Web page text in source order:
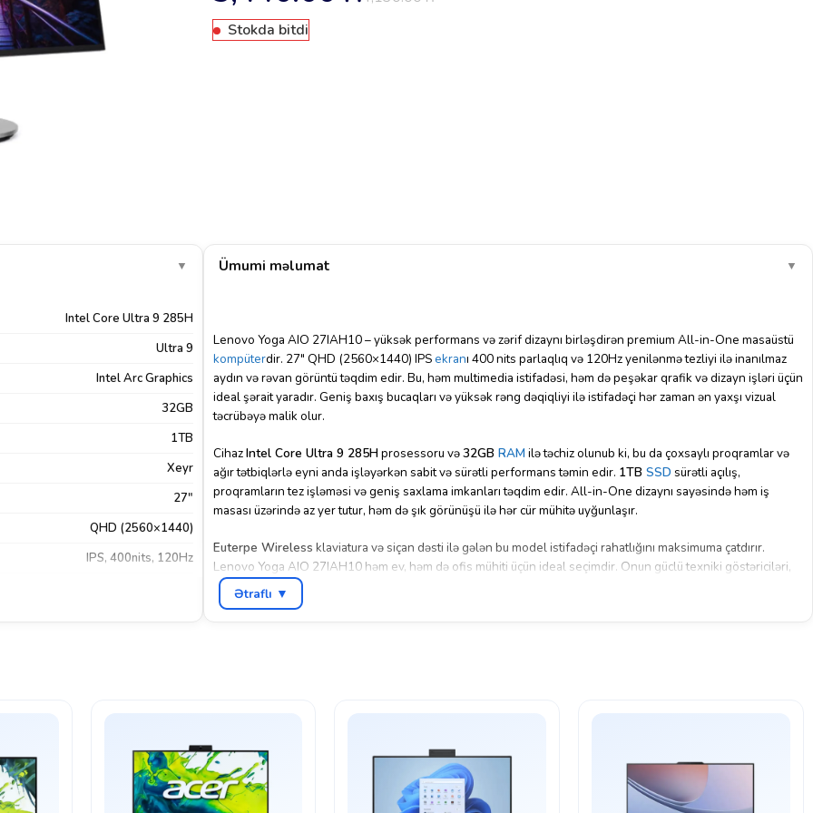
Stokda bitdi
▼
Intel Core Ultra 9 285H
Ultra 9
Intel Arc Graphics
32GB
1TB
Xeyr
27"
QHD (2560×1440)
IPS, 400nits, 120Hz
Ümumi məlumat ▼
Lenovo Yoga AIO 27IAH10 – yüksək performans və zərif dizaynı birləşdirən premium All-in-One masaüstü
kompüterdir. 27″ QHD (2560×1440) IPSekranı 400 nits parlaqlıq və 120Hz yenilənmə tezliyi ilə inanılmaz
aydın və rəvan görüntü təqdim edir. Bu, həm multimedia istifadəsi, həm də peşəkar qrafik və dizayn işləri üçün
ideal şərait yaradır. Geniş baxış bucaqları və yüksək rəng dəqiqliyi ilə istifadəçi hər zaman ən yaxşı vizual
təcrübəyə malik olur.
CihazIntel Core Ultra 9 285Hprosessoru və32GB RAM ilə təchiz olunub ki, bu da çoxsaylı proqramlar və
ağır tətbiqlərlə eyni anda işləyərkən sabit və sürətli performans təmin edir. 1TB SSD sürətli açılış,
proqramların tez işləməsi və geniş saxlama imkanları təqdim edir. All-in-One dizaynı sayəsində həm iş
masası üzərində az yer tutur, həm də şık görünüşü ilə hər cür mühitə uyğunlaşır.
Euterpe Wireless klaviatura və siçan dəsti ilə gələn bu model istifadəçi rahatlığını maksimuma çatdırır.
Lenovo Yoga AIO 27IAH10 həm ev, həm də ofis mühiti üçün ideal seçimdir. Onun güclü texniki göstəriciləri,
yüksək keyfiyyətli ekranı və etibarlı prosessoru ilə istifadəçilər həm yaradıcı işlər, həm də gündəlik
tapşırıqları rahatlıqla həyata keçirə bilirlər.
Ətraflı ▼